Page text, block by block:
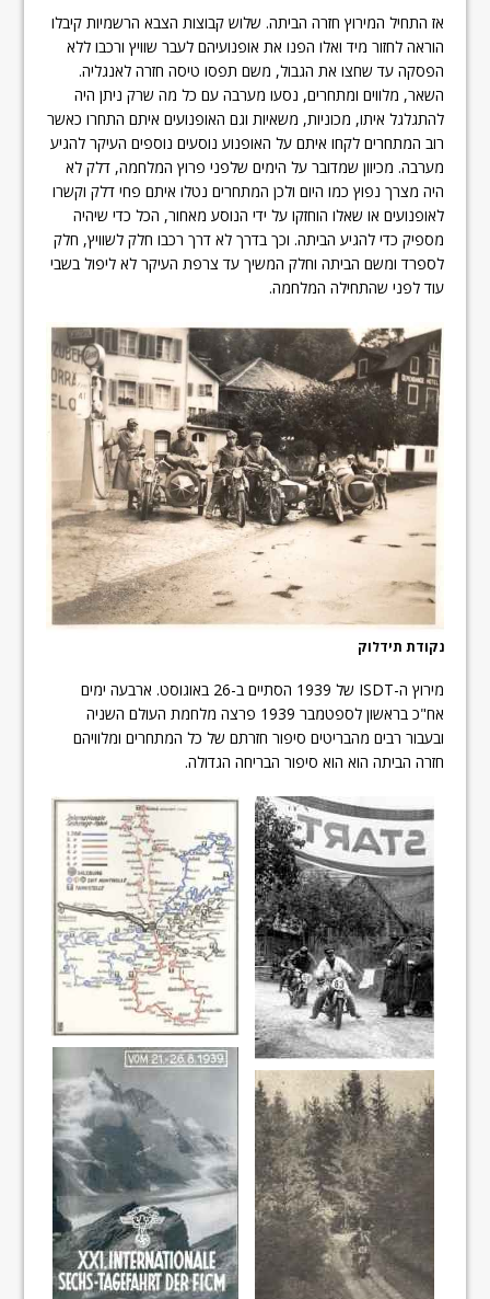
אז התחיל המירוץ חזרה הביתה. שלוש קבוצות הצבא הרשמיות קיבלו
הוראה לחזור מיד ואלו הפנו את אופנועיהם לעבר שוויץ ורכבו ללא
הפסקה עד שחצו את הגבול, משם תפסו טיסה חזרה לאנגליה.
השאר, מלווים ומתחרים, נסעו מערבה עם כל מה שרק ניתן היה
להתגלגל איתו, מכוניות, משאיות וגם האופנועים איתם התחרו כאשר
רוב המתחרים לקחו איתם על האופנוע נוסעים נוספים העיקר להגיע
מערבה. מכיוון שמדובר על הימים שלפני פרוץ המלחמה, דלק לא
היה מצרך נפוץ כמו היום ולכן המתחרים נטלו איתם פחי דלק וקשרו
לאופנועים או שאלו הוחזקו על ידי הנוסע מאחור, הכל כדי שיהיה
מספיק כדי להגיע הביתה. וכך בדרך לא דרך רכבו חלק לשוויץ, חלק
לספרד ומשם הביתה וחלק המשיך עד צרפת העיקר לא ליפול בשבי
עוד לפני שהתחילה המלחמה.
נקודת תידלוק
מירוץ ה-ISDT של 1939 הסתיים ב-26 באוגוסט. ארבעה ימים
אח"כ בראשון לספטמבר 1939 פרצה מלחמת העולם השניה
ובעבור רבים מהבריטים סיפור חזרתם של כל המתחרים ומלוויהם
חזרה הביתה הוא הוא סיפור הבריחה הגדולה.